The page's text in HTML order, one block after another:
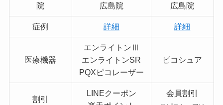
院 広島院 広島院
症例 詳細 詳細
医療機器
エンライトンⅢ
エンライトンSR
PQXピコレーザー
ピコシュア
割引
LINEクーポン
会員割引